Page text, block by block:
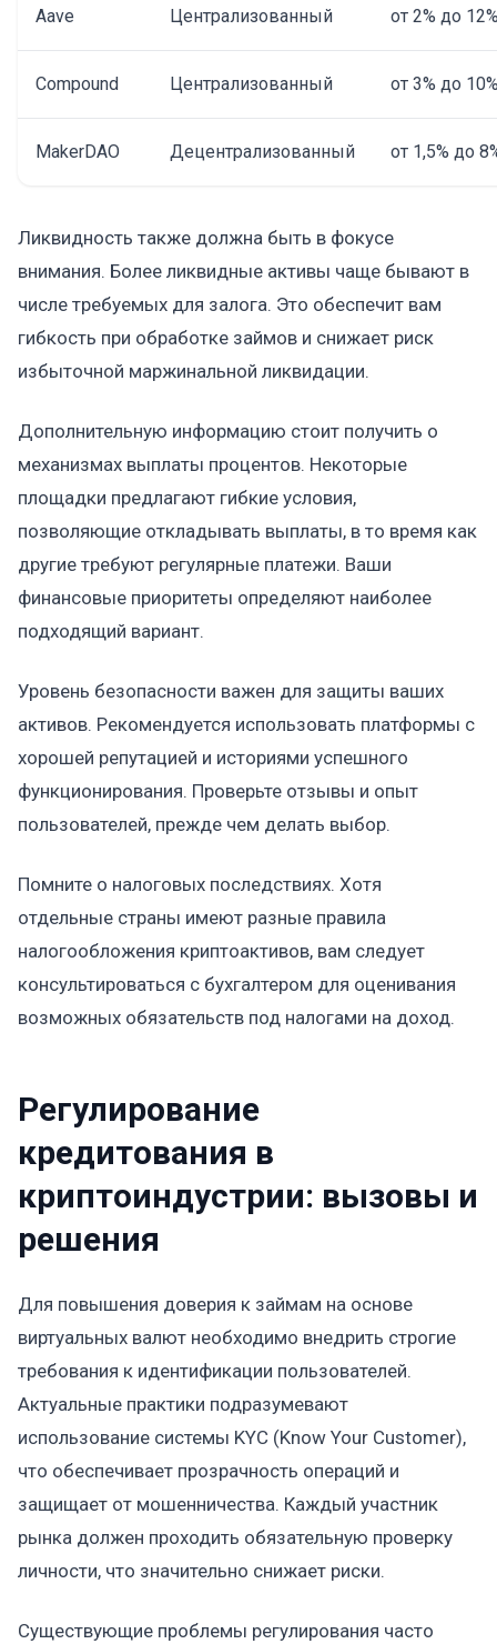
Aave Централизованный от 2% до
Compound Централизованный от 3% до
MakerDAO Децентрализованный от 1,5% до
Ликвидность также должна быть в фокусе
внимания. Более ликвидные активы чаще бывают в
числе требуемых для залога. Это обеспечит вам
гибкость при обработке займов и снижает риск
избыточной маржинальной ликвидации.
Дополнительную информацию стоит получить о
механизмах выплаты процентов. Некоторые
площадки предлагают гибкие условия,
позволяющие откладывать выплаты, в то время как
другие требуют регулярные платежи. Ваши
финансовые приоритеты определяют наиболее
подходящий вариант.
Уровень безопасности важен для защиты ваших
активов. Рекомендуется использовать платформы с
хорошей репутацией и историями успешного
функционирования. Проверьте отзывы и опыт
пользователей, прежде чем делать выбор.
Помните о налоговых последствиях. Хотя
отдельные страны имеют разные правила
налогообложения криптоактивов, вам следует
консультироваться с бухгалтером для оценивания
возможных обязательств под налогами на доход.
Регулирование
кредитования в
криптоиндустрии: вызовы и
решения
Для повышения доверия к займам на основе
виртуальных валют необходимо внедрить строгие
требования к идентификации пользователей.
Актуальные практики подразумевают
использование системы KYC (Know Your Customer),
что обеспечивает прозрачность операций и
защищает от мошенничества. Каждый участник
рынка должен проходить обязательную проверку
личности, что значительно снижает риски.
Существующие проблемы регулирования часто